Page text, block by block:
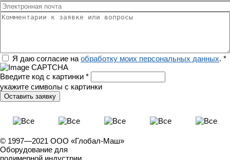
Электронная почта
Комментарии к заявке или вопросы
РегионЯ даю согласие на обработку моих персональных данных. *
Введите код с картинки *
укажите символы с картинки
© 1997—2021 ООО «Глобал-Маш»
Оборудование для
полимерной индустрии